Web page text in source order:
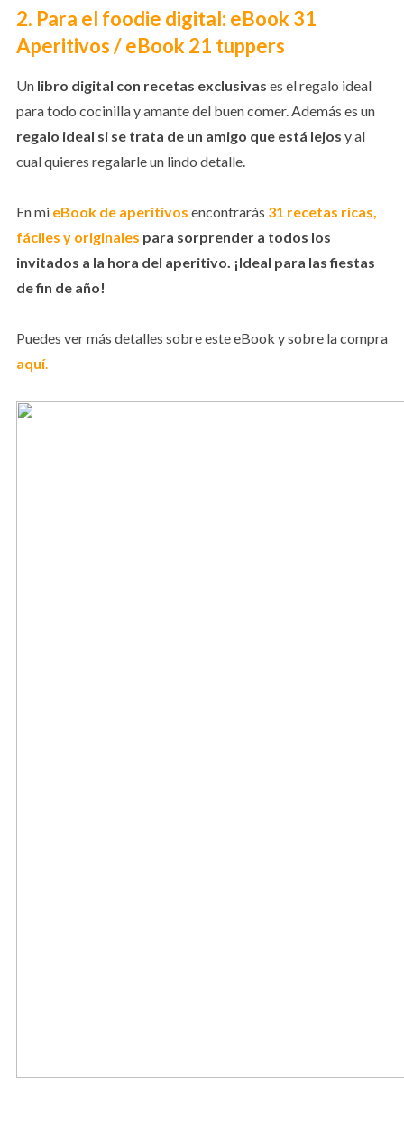
2. Para el foodie digital: eBook 31
Aperitivos / eBook 21 tuppers
Un libro digital con recetas exclusivas es el regalo ideal
para todo cocinilla y amante del buen comer. Además es un
regalo ideal si se trata de un amigo que está lejos y al
cual quieres regalarle un lindo detalle.
En mi eBook de aperitivos encontrarás 31 recetas ricas,
fáciles y originales para sorprender a todos los
invitados a la hora del aperitivo. ¡Ideal para las fiestas
de fin de año!
Puedes ver más detalles sobre este eBook y sobre la compra
aquí.